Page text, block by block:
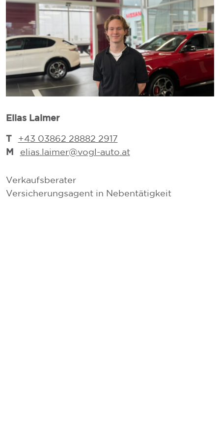
Elias Laimer
T +43 03862 28882 2917
M elias.laimer@vogl-auto.at
Verkaufsberater
Versicherungsagent in Nebentätigkeit